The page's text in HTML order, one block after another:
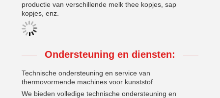
productie van verschillende melk thee kopjes, sap
kopjes, enz.
Ondersteuning en diensten:
Technische ondersteuning en service van
thermovormende machines voor kunststof
We bieden volledige technische ondersteuning en